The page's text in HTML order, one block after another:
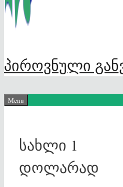
პიროვნული
Menu
სახლი 1
დოლარად